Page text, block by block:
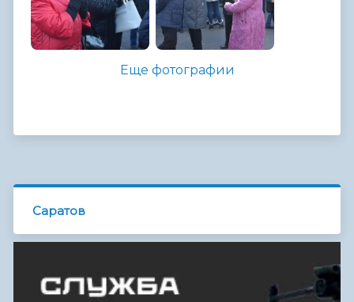
Еще фотографии
Саратов